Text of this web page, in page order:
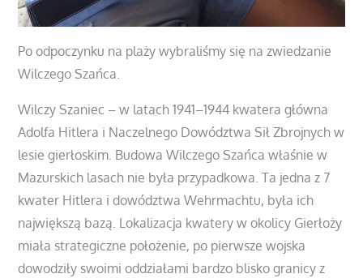
Po odpoczynku na plaży wybraliśmy się na zwiedzanie
Wilczego Szańca.
Wilczy Szaniec – w latach 1941–1944 kwatera główna
Adolfa Hitlera i Naczelnego Dowództwa Sił Zbrojnych w
lesie gierłoskim. Budowa Wilczego Szańca właśnie w
Mazurskich lasach nie była przypadkowa. Ta jedna z 7
kwater Hitlera i dowództwa Wehrmachtu, była ich
największą bazą. Lokalizacja kwatery w okolicy Gierłoży
miała strategiczne położenie, po pierwsze wojska
dowodziły swoimi oddziałami bardzo blisko granicy z